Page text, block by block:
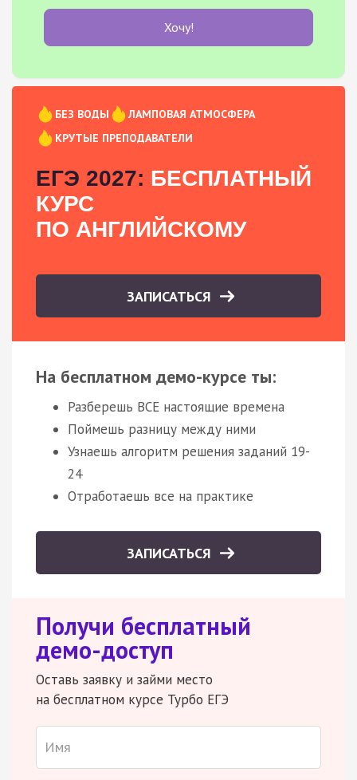
Хочу!
БЕЗ ВОДЫ
ЛАМПОВАЯ АТМОСФЕРА
КРУТЫЕ ПРЕПОДАВАТЕЛИ
ЕГЭ 2027: БЕСПЛАТНЫЙ
КУРС
ПО АНГЛИЙСКОМУ
ЗАПИСАТЬСЯ
На бесплатном демо-курсе ты:
Разберешь ВСЕ настоящие времена
Поймешь разницу между ними
Узнаешь алгоритм решения заданий 19-
24
Отработаешь все на практике
ЗАПИСАТЬСЯ
Получи бесплатный
демо-доступ
Оставь заявку и займи место
на бесплатном курсе Турбо ЕГЭ